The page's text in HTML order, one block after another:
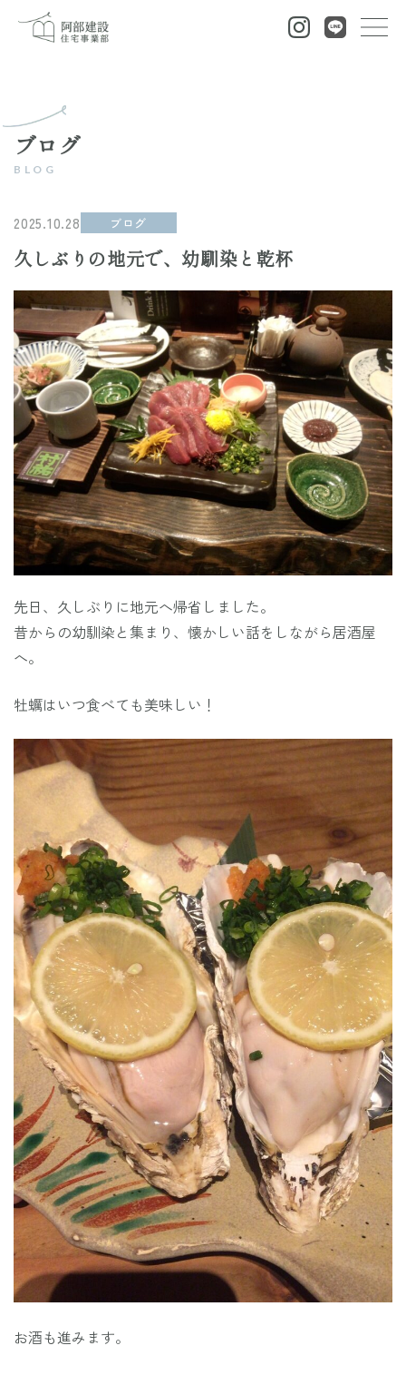
ブログ
2025.10.28 ブログ
久しぶりの地元で、幼馴染と乾杯
先日、久しぶりに地元へ帰省しました。
昔からの幼馴染と集まり、懐かしい話をしながら居酒屋
へ。
牡蠣はいつ食べても美味しい！
お酒も進みます。